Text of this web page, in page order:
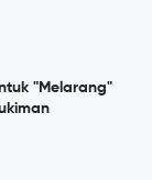
"Melarang"